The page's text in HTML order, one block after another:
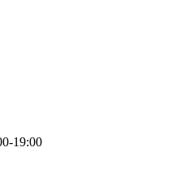
19:00